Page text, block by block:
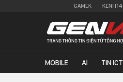
GAMEK KENH14
MOBILE AI TIN ICT